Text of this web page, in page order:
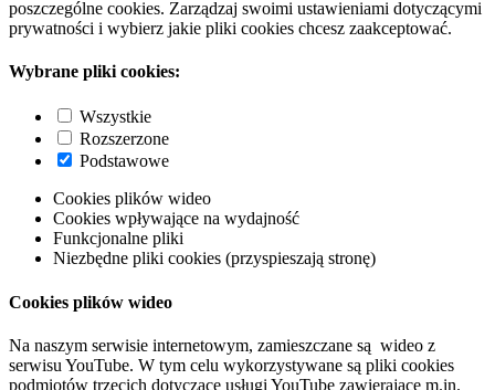
poszczególne cookies. Zarządzaj swoimi ustawieniami dotyczącymi
prywatności i wybierz jakie pliki cookies chcesz zaakceptować.
Wybrane pliki cookies:
Wszystkie
Rozszerzone
Podstawowe
Cookies plików wideo
Cookies wpływające na wydajność
Funkcjonalne pliki
Niezbędne pliki cookies (przyspieszają stronę)
Cookies plików wideo
Na naszym serwisie internetowym, zamieszczane są wideo z
serwisu YouTube. W tym celu wykorzystywane są pliki cookies
podmiotów trzecich dotyczące usługi YouTube zawierające m.in.